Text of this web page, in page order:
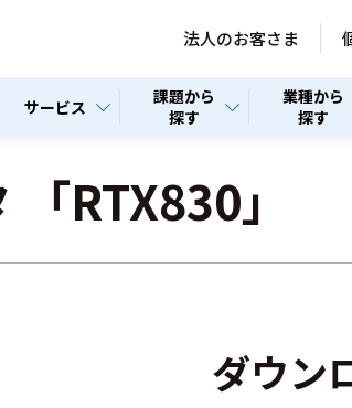
法人のお客さま
サービス
課題から
探す
業種から
探す
RTX830」
ダウン